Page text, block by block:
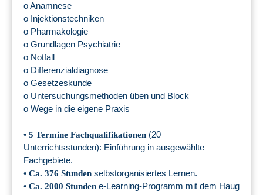
o Anamnese
o Injektionstechniken
o Pharmakologie
o Grundlagen Psychiatrie
o Notfall
o Differenzialdiagnose
o Gesetzeskunde
o Untersuchungsmethoden üben und Block
o Wege in die eigene Praxis
• 5 Termine Fachqualifikationen (20
Unterrichtsstunden): Einführung in ausgewählte
Fachgebiete.
• Ca. 376 Stunden selbstorganisiertes Lernen.
• Ca. 2000 Stunden e-Learning-Programm mit dem Haug